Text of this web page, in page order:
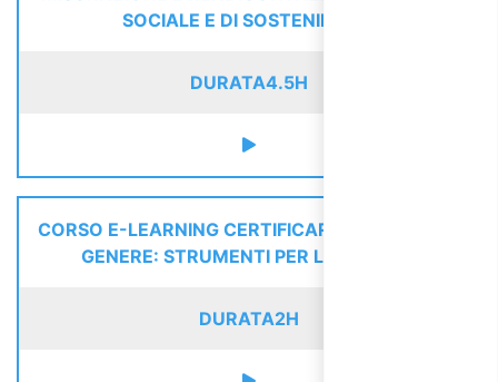
SOCIALE E DI SOSTENIBILITÀ
DURATA4.5H
CORSO E-LEARNING CERTIFICARE LA PARITÀ DI
GENERE: STRUMENTI PER LE AZIENDE
DURATA2H